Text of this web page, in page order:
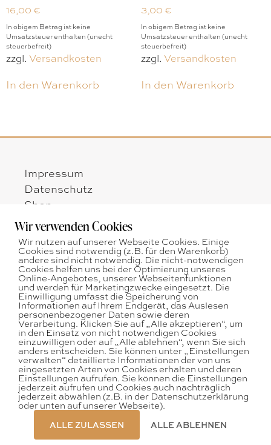
16,00 €
In obigem Betrag ist keine
Umsatzsteuer enthalten (unecht
steuerbefreit)
zzgl. Versandkosten
In den Warenkorb
3,00 €
In obigem Betrag ist keine
Umsatzsteuer enthalten (unecht
steuerbefreit)
zzgl. Versandkosten
In den Warenkorb
Impressum
Datenschutz
Shop
Zahlungsarten
Versandarten
Widerrufsbelehrung
AGB
Öffnungszeiten:
Montag - Freitag
nach telefonischer Vereinbarung
Tel: + 43 664 75036546
E-Mail:office@augenweide.co.at
Wir verwenden Cookies
Wir nutzen auf unserer Webseite Cookies. Einige
Cookies sind notwendig (z.B. für den Warenkorb)
andere sind nicht notwendig. Die nicht-notwendigen
Cookies helfen uns bei der Optimierung unseres
Online-Angebotes, unserer Webseitenfunktionen
und werden für Marketingzwecke eingesetzt. Die
Einwilligung umfasst die Speicherung von
Informationen auf Ihrem Endgerät, das Auslesen
personenbezogener Daten sowie deren
Verarbeitung. Klicken Sie auf „Alle akzeptieren“, um
in den Einsatz von nicht notwendigen Cookies
einzuwilligen oder auf „Alle ablehnen“, wenn Sie sich
anders entscheiden. Sie können unter „Einstellungen
verwalten“ detaillierte Informationen der von uns
eingesetzten Arten von Cookies erhalten und deren
Einstellungen aufrufen. Sie können die Einstellungen
jederzeit aufrufen und Cookies auch nachträglich
jederzeit abwählen (z.B. in der Datenschutzerklärung
oder unten auf unserer Webseite).
ALLE ZULASSEN ALLE ABLEHNEN